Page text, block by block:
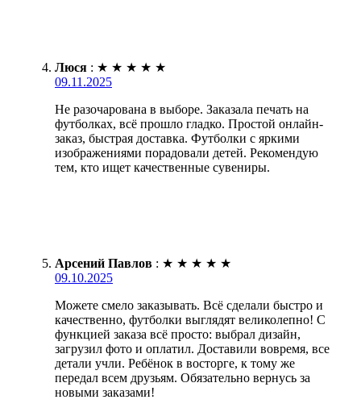
Люся : ★ ★ ★ ★ ★
09.11.2025
Не разочарована в выборе. Заказала печать на
футболках, всё прошло гладко. Простой онлайн-
заказ, быстрая доставка. Футболки с яркими
изображениями порадовали детей. Рекомендую
тем, кто ищет качественные сувениры.
Арсений Павлов : ★ ★ ★ ★ ★
09.10.2025
Можете смело заказывать. Всё сделали быстро и
качественно, футболки выглядят великолепно! С
функцией заказа всё просто: выбрал дизайн,
загрузил фото и оплатил. Доставили вовремя, все
детали учли. Ребёнок в восторге, к тому же
передал всем друзьям. Обязательно вернусь за
новыми заказами!